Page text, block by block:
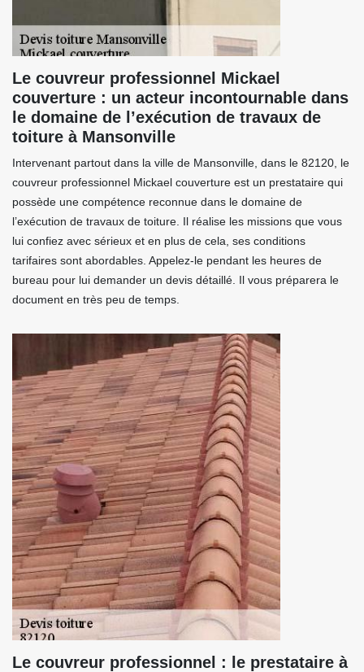
Le couvreur professionnel Mickael
couverture : un acteur incontournable dans
le domaine de l’exécution de travaux de
toiture à Mansonville
Intervenant partout dans la ville de Mansonville, dans le 82120, le
couvreur professionnel Mickael couverture est un prestataire qui
possède une compétence reconnue dans le domaine de
l’exécution de travaux de toiture. Il réalise les missions que vous
lui confiez avec sérieux et en plus de cela, ses conditions
tarifaires sont abordables. Appelez-le pendant les heures de
bureau pour lui demander un devis détaillé. Il vous préparera le
document en très peu de temps.
Le couvreur professionnel : le prestataire à